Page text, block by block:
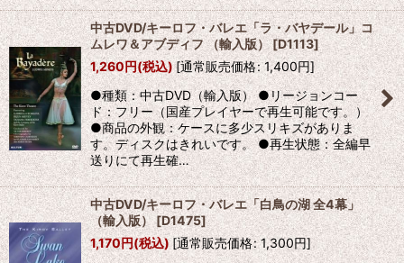
中古DVD/キーロフ・バレエ「ラ・バヤデール」コ
ムレワ＆アブディフ （輸入版）[D1113]
1,260円(税込) [通常販売価格: 1,400円]
●種類：中古DVD（輸入版） ●リージョンコー
ド：フリー（国産プレイヤーで再生可能です。）
●商品の外観：ケースに多少スリキズがありま
す。ディスクはきれいです。 ●再生状態：全編早
送りにて再生確…
中古DVD/キーロフ・バレエ「白鳥の湖 全4幕」
（輸入版） [D1475]
1,170円(税込) [通常販売価格: 1,300円]